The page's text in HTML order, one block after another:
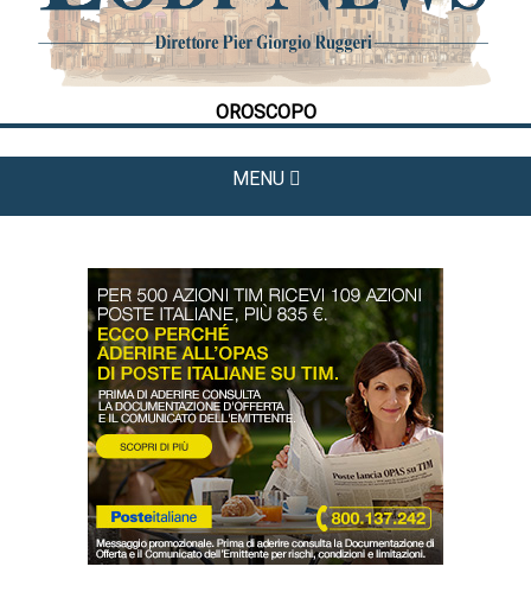
OROSCOPO
MENU
POLITICA
LA FOTO
METEO
CULTURA
DAL TERRITORIO
OROSCOPO
LA PIAZZA
ANIMALI
OCCHIO ALLA TRUFFA
NECROLOGI